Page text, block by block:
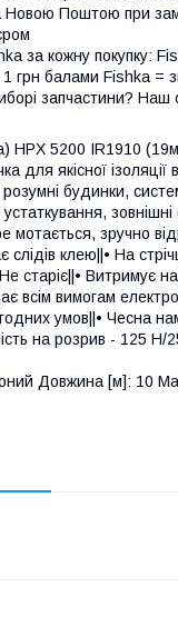
Новою Поштою при
за кожну покупку:
грн балами Fishka =
запчастини? Наш
HPX 5200 IR1910
для якісної
розумні будинки,
зовнішні
мотається, зручно
клею||• На
старіє||• Витримує
всім вимогам
умов||• Чесна
на розрив - 125 Н/
Довжина [м]: 10